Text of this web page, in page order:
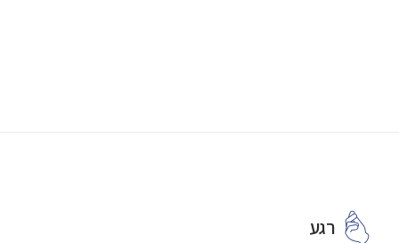
רגע